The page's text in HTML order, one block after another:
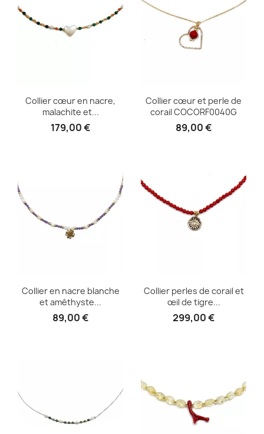
Collier cœur en nacre,
malachite et...
179,00 €
Collier cœur et perle de
corail COCORF0040G
89,00 €
Collier en nacre blanche
et améthyste...
89,00 €
Collier perles de corail et
œil de tigre...
299,00 €